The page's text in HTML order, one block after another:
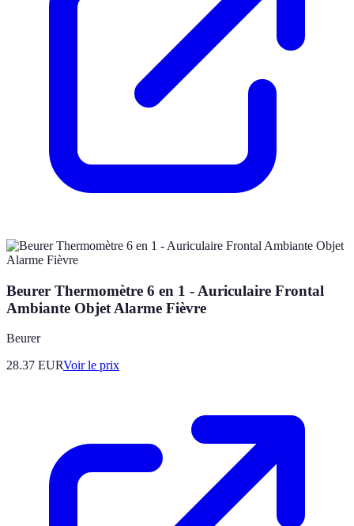
Beurer Thermomètre 6 en 1 - Auriculaire Frontal
Ambiante Objet Alarme Fièvre
Beurer
28.37 EURVoir le prix